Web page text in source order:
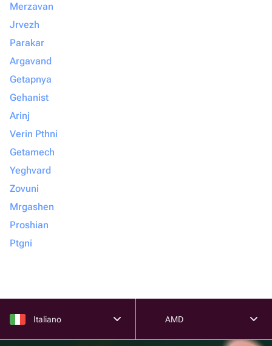
Merzavan
Jrvezh
Parakar
Argavand
Getapnya
Gehanist
Arinj
Verin Pthni
Getamech
Yeghvard
Zovuni
Mrgashen
Proshian
Ptgni
Italiano AMD